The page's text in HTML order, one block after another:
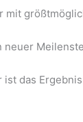
mit
neuer
das